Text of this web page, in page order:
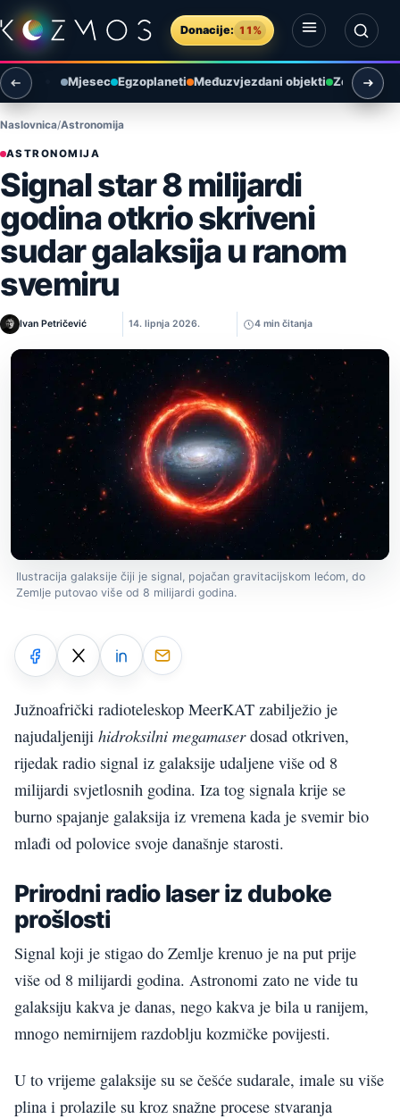
Preskoči na sadržaj
Donacije: 11%
Otvori izbornik
Otvori pretragu
Mjesec Egzoplaneti Međuzvjezdani objekti Zemlja i
Naslovnica Astronomija
ASTRONOMIJA
Signal star 8 milijardi
godina otkrio skriveni
sudar galaksija u ranom
svemiru
Ivan Petričević 14. lipnja 2026. 4 min čitanja
Ilustracija galaksije čiji je signal, pojačan gravitacijskom lećom, do
Zemlje putovao više od 8 milijardi godina.
Južnoafrički radioteleskop MeerKAT zabilježio je
najudaljeniji hidroksilni megamaserdosad otkriven,
rijedak radio signal iz galaksije udaljene više od 8
milijardi svjetlosnih godina. Iza tog signala krije se
burno spajanje galaksija iz vremena kada je svemir bio
mlađi od polovice svoje današnje starosti.
Prirodni radio laser iz duboke
prošlosti
Signal koji je stigao do Zemlje krenuo je na put prije
više od 8 milijardi godina. Astronomi zato ne vide tu
galaksiju kakva je danas, nego kakva je bila u ranijem,
mnogo nemirnijem razdoblju kozmičke povijesti.
U to vrijeme galaksije su se češće sudarale, imale su više
plina i prolazile su kroz snažne procese stvaranja